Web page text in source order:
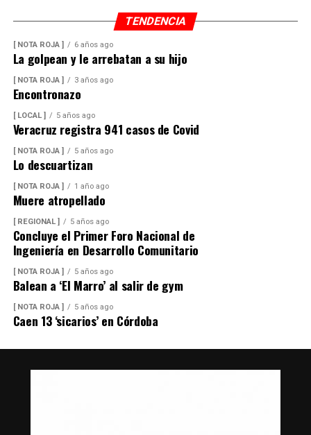
TENDENCIA
[ NOTA ROJA ] 6 años ago
La golpean y le arrebatan a su hijo
[ NOTA ROJA ] 3 años ago
Encontronazo
[ LOCAL ] 5 años ago
Veracruz registra 941 casos de Covid
[ NOTA ROJA ] 5 años ago
Lo descuartizan
[ NOTA ROJA ] 1 año ago
Muere atropellado
[ REGIONAL ] 5 años ago
Concluye el Primer Foro Nacional de
Ingeniería en Desarrollo Comunitario
[ NOTA ROJA ] 5 años ago
Balean a ‘El Marro’ al salir de gym
[ NOTA ROJA ] 5 años ago
Caen 13 ‘sicarios’ en Córdoba